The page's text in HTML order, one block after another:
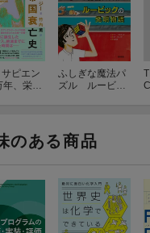
ピエン
、栄光
ふしぎな魔法パ
ズル ルービッ
のある商品